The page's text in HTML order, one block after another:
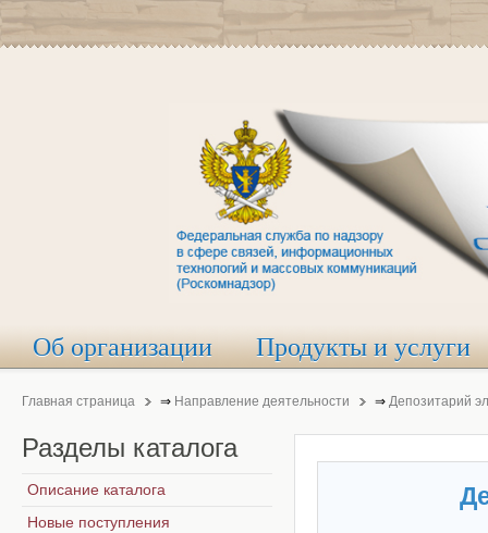
Об организации Продукты и услуги
Главная страница ⇒ Направление деятельности ⇒ Депозитарий
Разделы каталога
Описание каталога
Новые поступления